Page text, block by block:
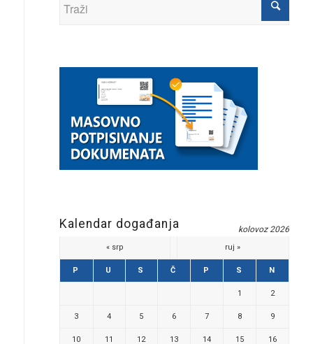
Kalendar događanja kolovoz 2026
P U S Č P S N
1 2
3 4 5 6 7 8 9
10 11 12 13 14 15 16
« srp ruj »